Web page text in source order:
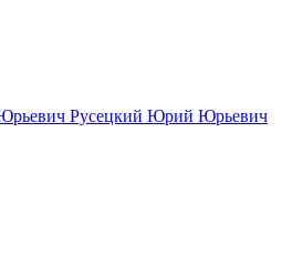
Русецкий Юрий Юрьевич